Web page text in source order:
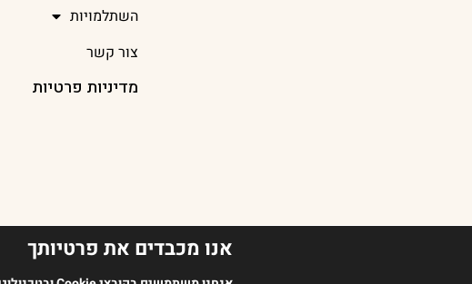
השתלמויות
צור קשר
מדיניות פרטיות
אנו מכבדים את פרטיותך